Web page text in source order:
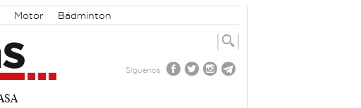
Motor
Bádminton
Síguenos